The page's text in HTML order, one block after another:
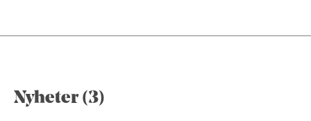
Nyheter (3)